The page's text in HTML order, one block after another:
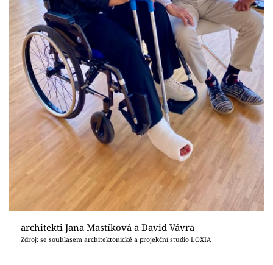
architekti Jana Mastíková a David Vávra
Zdroj: se souhlasem architektonické a projekční studio LOXIA